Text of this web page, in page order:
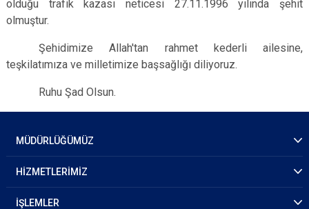
olduğu trafik kazası neticesi 27.11.1996 yılında şehit
olmuştur.
Şehidimize Allah'tan rahmet kederli ailesine,
teşkilatımıza ve milletimize başsağlığı diliyoruz.
Ruhu Şad Olsun.
MÜDÜRLÜĞÜMÜZ
HİZMETLERİMİZ
İŞLEMLER